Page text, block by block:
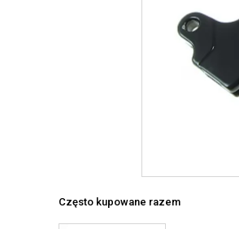
Często kupowane razem